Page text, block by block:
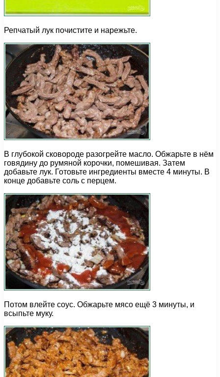
Репчатый лук почистите и нарежьте.
В глубокой сковороде разогрейте масло. Обжарьте в нём
говядину до румяной корочки, помешивая. Затем
добавьте лук. Готовьте ингредиенты вместе 4 минуты. В
конце добавьте соль с перцем.
Потом влейте соус. Обжарьте мясо ещё 3 минуты, и
всыпьте муку.